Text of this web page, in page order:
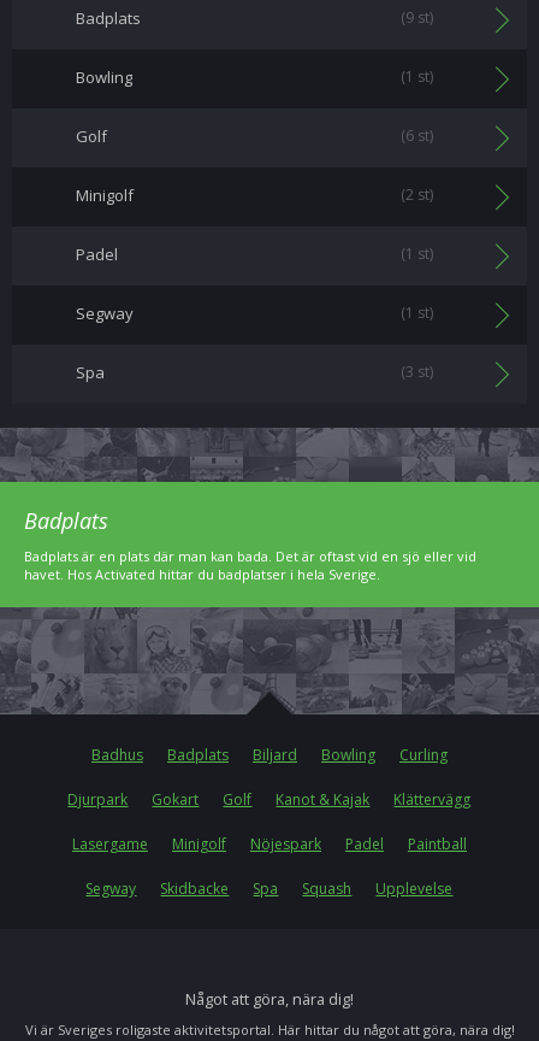
Badplats (9 st)
Bowling (1 st)
Golf (6 st)
Minigolf (2 st)
Padel (1 st)
Segway (1 st)
Spa (3 st)
Badplats
Badplats är en plats där man kan bada. Det är oftast vid en sjö eller vid
havet. Hos Activated hittar du badplatser i hela Sverige.
Badhus Badplats Biljard Bowling Curling
Djurpark Gokart Golf Kanot & Kajak Klättervägg
Lasergame Minigolf Nöjespark Padel Paintball
Segway Skidbacke Spa Squash Upplevelse
Något att göra, nära dig!
Vi är Sveriges roligaste aktivitetsportal. Här hittar du något att göra, nära dig!